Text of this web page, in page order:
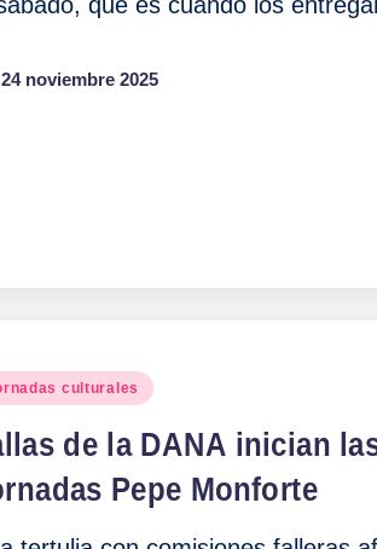
24 noviembre 2025
culturales
de la DANA inician
Pepe Monforte